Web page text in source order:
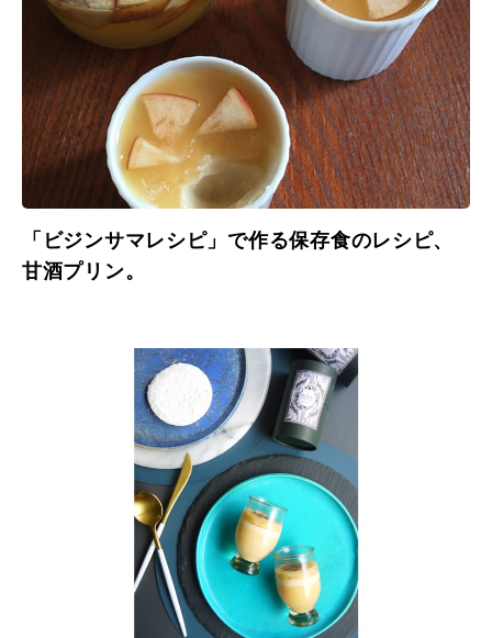
「ビジンサマレシピ」で作る保存食のレシピ、
甘酒プリン。